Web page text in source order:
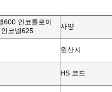
600 인코롤로이
코넬625
사양
원산지
HS 코드